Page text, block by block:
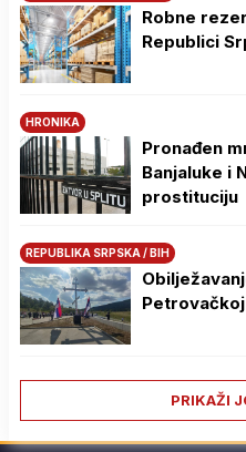
Robne
Republici
HRONIKA
Pronađen
Banjaluke i
prostituciju
REPUBLIKA SRPSKA / BIH
PRIKAŽI